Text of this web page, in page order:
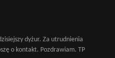
dyżur. Za utrudnienia
o kontakt. Pozdrawiam. TP